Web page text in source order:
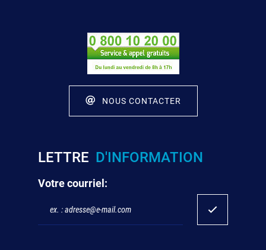
NOUS CONTACTER
LETTRE D'INFORMATION
Votre courriel: